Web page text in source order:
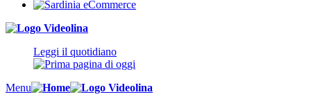
Leggi il quotidiano
Menu